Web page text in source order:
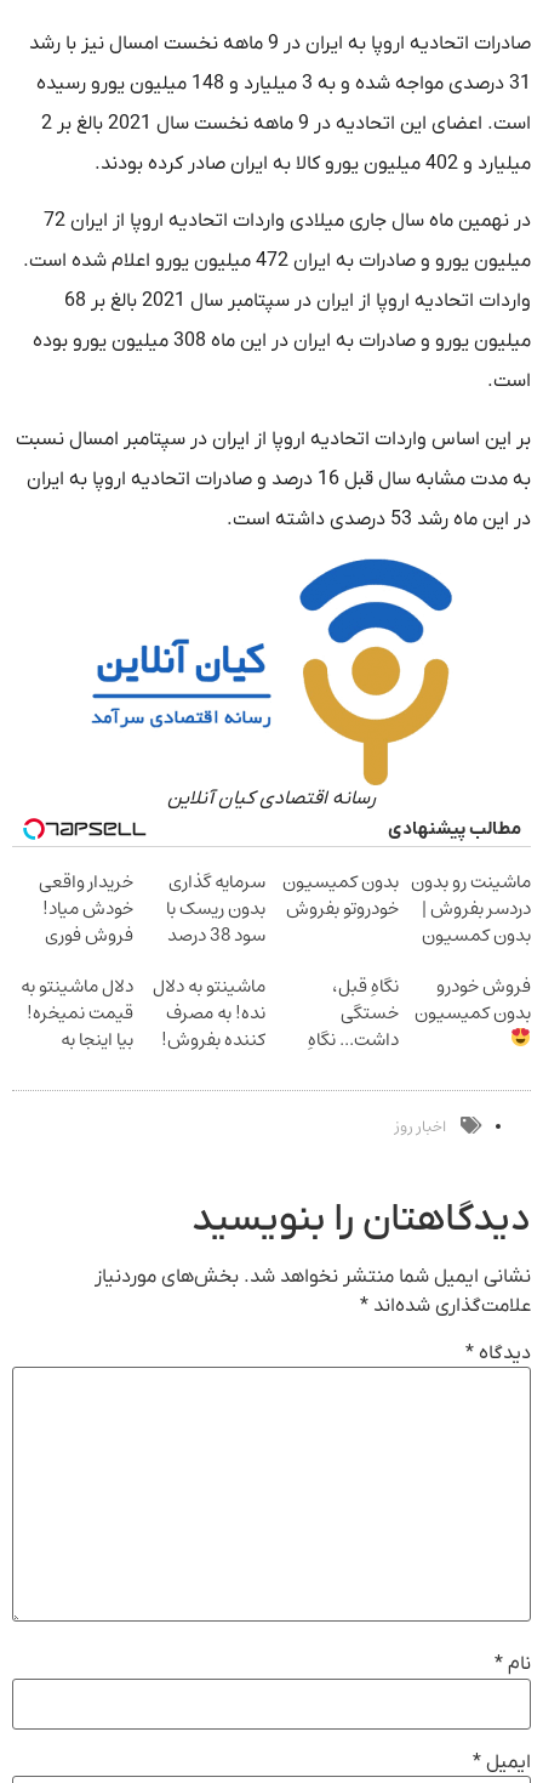
صادرات اتحادیه اروپا به ایران در 9 ماهه نخست امسال نیز با رشد
31 درصدی مواجه شده و به 3 میلیارد و 148 میلیون یورو رسیده
است. اعضای این اتحادیه در 9 ماهه نخست سال 2021 بالغ بر 2
میلیارد و 402 میلیون یورو کالا به ایران صادر کرده بودند.
در نهمین ماه سال جاری میلادی واردات اتحادیه اروپا از ایران 72
میلیون یورو و صادرات به ایران 472 میلیون یورو اعلام شده است.
واردات اتحادیه اروپا از ایران در سپتامبر سال 2021 بالغ بر 68
میلیون یورو و صادرات به ایران در این ماه 308 میلیون یورو بوده
است.
بر این اساس واردات اتحادیه اروپا از ایران در سپتامبر امسال نسبت
به مدت مشابه سال قبل 16 درصد و صادرات اتحادیه اروپا به ایران
در این ماه رشد 53 درصدی داشته است.
رسانه اقتصادی کیان آنلاین
مطالب پیشنهادی
ماشینت رو بدون
دردسر بفروش |
بدون کمسیون
بدون کمیسیون
خودروتو بفروش
سرمایه گذاری
بدون ریسک با
سود 38 درصد
خریدار واقعی
خودش میاد!
فروش فوری
مکانیک
فروش خودرو
بدون کمیسیون
نگاهِ قبل،
خستگی
داشت... نگاهِ
بلفا با 25%
تخفیف
ماشینتو به دلال
نده! به مصرف
کننده بفروش!
یک تماس
دلال ماشینتو به
قیمت نمیخره!
بیا اینجا به
بفروش*فقط
اخبار روز
دیدگاهتان را بنویسید
نشانی ایمیل شما منتشر نخواهد شد. بخش‌های موردنیاز
علامت‌گذاری شده‌اند *
دیدگاه *
نام *
ایمیل *